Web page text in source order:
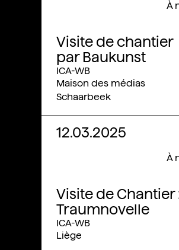
Visite de chantier
par Baukunst
À
ICA-WB
Maison des médias
Schaarbeek
12.03.2025
Visite de Chantier
Traumnovelle
À
ICA-WB
Liège